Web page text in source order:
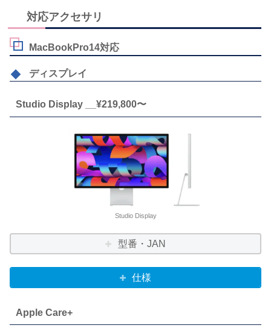
対応アクセサリ
MacBookPro14対応
ディスプレイ
Studio Display __¥219,800〜
Studio Display
型番・JAN
仕様
Apple Care+